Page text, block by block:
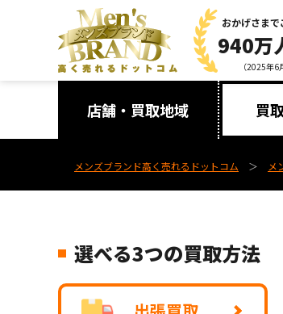
おかげさまで
940万
（2025年6
店舗・買取地域 買
メンズブランド高く売れるドットコム メ
選べる3つの買取方法